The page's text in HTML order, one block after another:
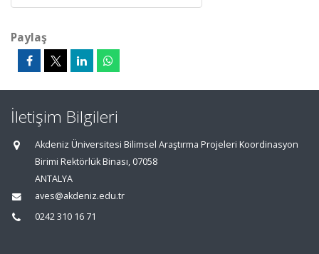
Paylaş
İletişim Bilgileri
Akdeniz Üniversitesi Bilimsel Araştırma Projeleri Koordinasyon
Birimi Rektörlük Binası, 07058
ANTALYA
aves@akdeniz.edu.tr
0242 310 16 71